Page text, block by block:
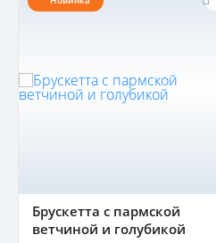
Брускетта с пармской
ветчиной и голубикой